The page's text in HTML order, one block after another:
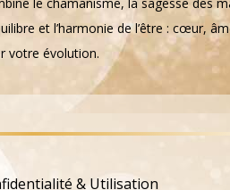
et l’harmonie de l’être : cœur,
votre évolution.
& Utilisation